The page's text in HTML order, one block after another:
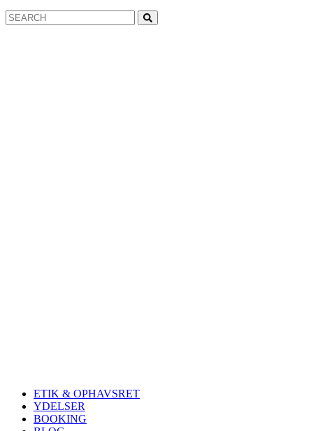
Search
for:
ETIK & OPHAVSRET
YDELSER
BOOKING